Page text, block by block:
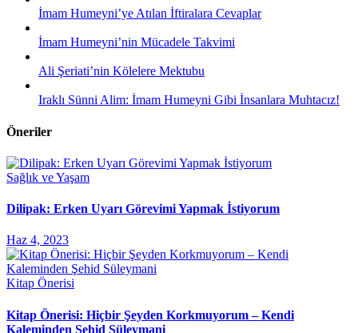
İmam Humeyni’ye Atılan İftiralara Cevaplar
İmam Humeyni’nin Mücadele Takvimi
Ali Şeriati’nin Kölelere Mektubu
Iraklı Sünni Alim: İmam Humeyni Gibi İnsanlara Muhtacız!
Öneriler
Sağlık ve Yaşam
Dilipak: Erken Uyarı Görevimi Yapmak İstiyorum
Haz 4, 2023
Kitap Önerisi
Kitap Önerisi: Hiçbir Şeyden Korkmuyorum – Kendi
Kaleminden Şehid Süleymani